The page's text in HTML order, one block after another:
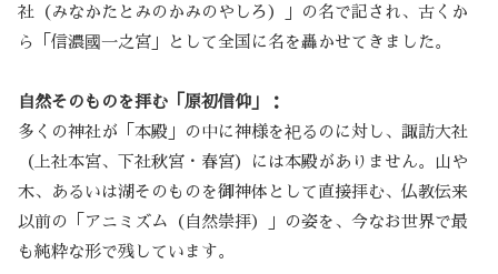
社（みなかたとみのかみのやしろ）」の名で記され、古くか
ら「信濃國一之宮」として全国に名を轟かせてきました。
自然そのものを拝む「原初信仰」：
多くの神社が「本殿」の中に神様を祀るのに対し、諏訪大社
（上社本宮、下社秋宮・春宮）には本殿がありません。山や
木、あるいは湖そのものを御神体として直接拝む、仏教伝来
以前の「アニミズム（自然崇拝）」の姿を、今なお世界で最
も純粋な形で残しています。